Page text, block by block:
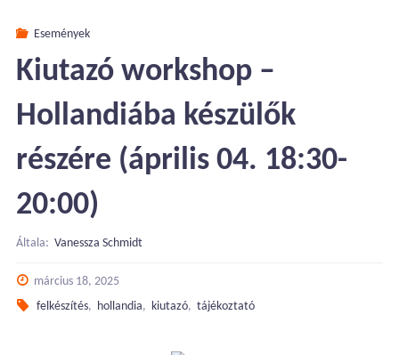
Események
Kiutazó workshop –
Hollandiába készülők
részére (április 04. 18:30-
20:00)
Általa: Vanessza Schmidt
március 18, 2025
felkészítés, hollandia, kiutazó, tájékoztató